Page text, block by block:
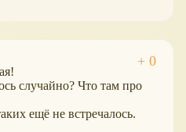
случайно? Что там про
ещё не встречалось.